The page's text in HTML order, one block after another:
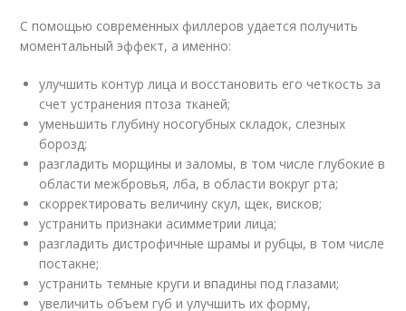
С помощью современных филлеров удается получить
моментальный эффект, а именно:
улучшить контур лица и восстановить его четкость за
счет устранения птоза тканей;
уменьшить глубину носогубных складок, слезных
борозд;
разгладить морщины и заломы, в том числе глубокие в
области межбровья, лба, в области вокруг рта;
скорректировать величину скул, щек, висков;
устранить признаки асимметрии лица;
разгладить дистрофичные шрамы и рубцы, в том числе
постакне;
устранить темные круги и впадины под глазами;
увеличить объем губ и улучшить их форму,